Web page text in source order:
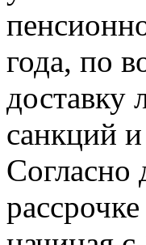
года, по
доставку
санкций
Согласно